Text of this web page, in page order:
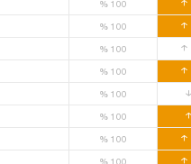
% 100
% 100
% 100
% 100
% 100
% 100
% 100
% 100